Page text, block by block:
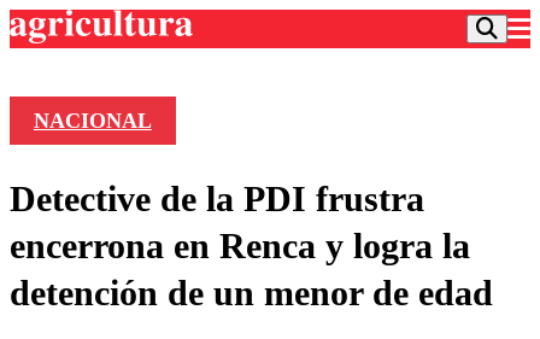
Frecuencias
Agricultura TV
Deportes
Colo Colo
Entretención
NACIONAL
Detective de la PDI frustra
encerrona en Renca y logra la
detención de un menor de edad